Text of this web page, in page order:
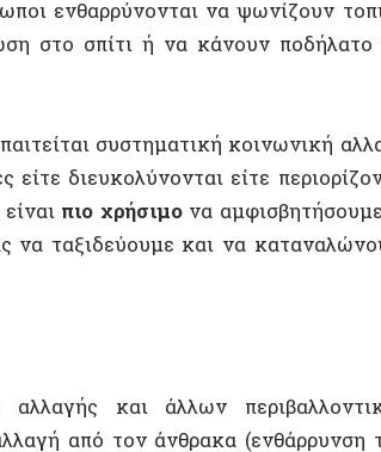
συστηματική κοινωνική αλλαγή;
είτε περιορίζονται
και άλλων περιβαλλοντικών
τον άνθρακα (ενθάρρυνση των
να καταναλώνουν και να
τεχνολογίες που προωθούνται από